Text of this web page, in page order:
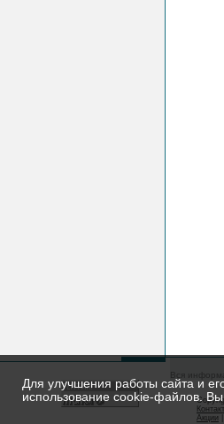
Вся
Акции
Для улучшения работы сайта и
использование cookie-файлов.